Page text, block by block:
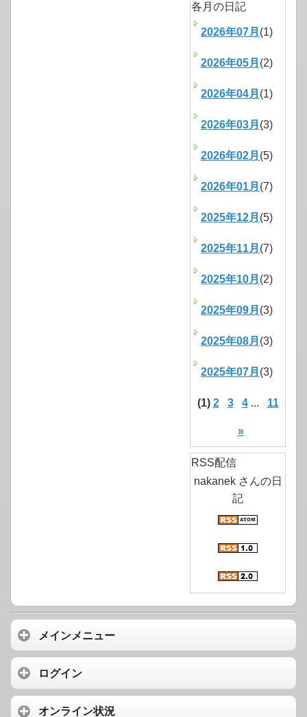
各月の日記
2026年07月 (1)
2026年05月 (2)
2026年04月 (1)
2026年03月 (3)
2026年02月 (5)
2026年01月 (7)
2025年12月 (5)
2025年11月 (7)
2025年10月 (2)
2025年09月 (3)
2025年08月 (3)
2025年07月 (3)
(1) 2 3 4... 11
»
RSS配信
nakanek さんの日
記
メインメニュー
ログイン
オンライン状況